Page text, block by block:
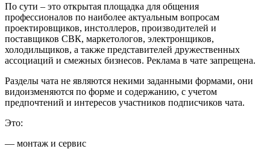
По сути – это открытая площадка для общения
профессионалов по наиболее актуальным вопросам
проектировщиков, инстоллеров, производителей и
поставщиков СВК, маркетологов, электронщиков,
холодильщиков, а также представителей дружественных
ассоциаций и смежных бизнесов. Реклама в чате запрещена.
Разделы чата не являются некими заданными формами, они
видоизменяются по форме и содержанию, с учетом
предпочтений и интересов участников подписчиков чата.
Это:
— монтаж и сервис